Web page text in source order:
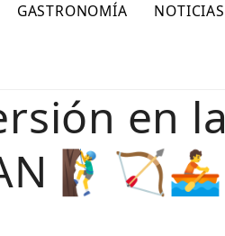
GASTRONOMÍA NOTICIAS
en la
🧗‍♂️🏹🚣